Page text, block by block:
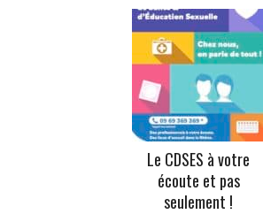
Le CDSES à votre
écoute et pas
seulement !